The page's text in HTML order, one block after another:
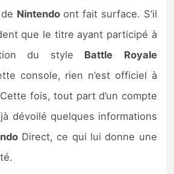
jeux Switch 2
Nintendoont fait surface. S’il
que le titre ayant participé à
du style Battle
Royale
console, rien n’est officiel à
fois, tout part d’un compte
dévoilé quelques informations
Direct, ce qui lui donne une